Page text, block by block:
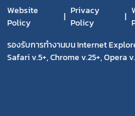
Website
Policy
Privacy
Policy
รองรับการทำงานบน Internet
Safari v.5+, Chrome v.25+, Opera